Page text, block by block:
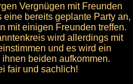
Vergnügen mit Freunden
bereits geplante Party an,
mit einigen Freunden treffen.
wird allerdings mit
und es wird ein
beiden aufkommen.
fair und sachlich!